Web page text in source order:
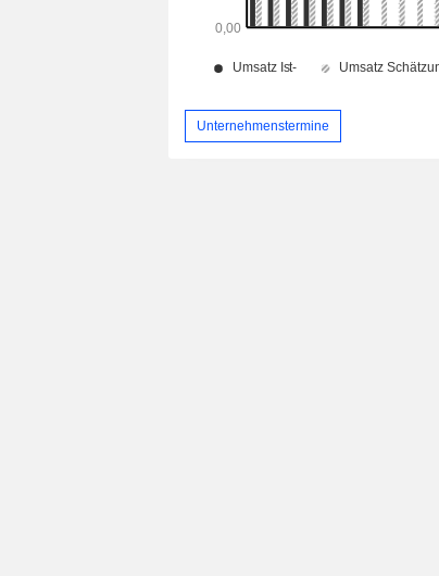
Unternehmenstermine